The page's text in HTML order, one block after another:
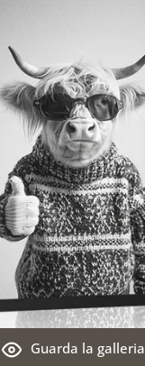
Guarda la galleria